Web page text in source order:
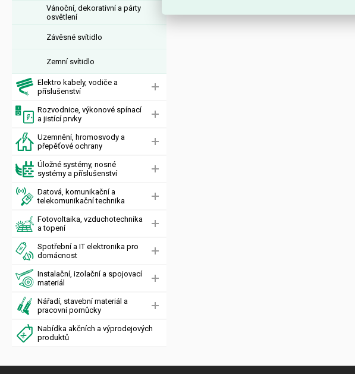
Vánoční, dekorativní a párty
osvětlení
Závěsné svítidlo
Zemní svítidlo
Elektro kabely, vodiče a
příslušenství
Rozvodnice, výkonové spínací
a jistící prvky
Uzemnění, hromosvody a
přepěťové ochrany
Úložné systémy, nosné
systémy a příslušenství
Datová, komunikační a
telekomunikační technika
Fotovoltaika, vzduchotechnika
a topení
Spotřební a IT elektronika pro
domácnost
Instalační, izolační a spojovací
materiál
Nářadí, stavební materiál a
pracovní pomůcky
Nabídka akčních a výprodejových
produktů